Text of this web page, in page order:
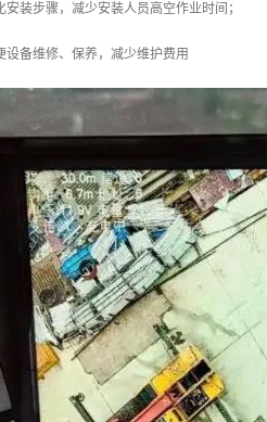
装步骤，减少安装人员高空作业时间；
备维修、保养，减少维护费用